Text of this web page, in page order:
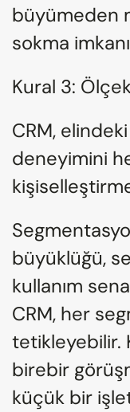
büyümeden
sokma
Kural 3:
CRM,
deneyimini
büyüklüğü,
kullanım
CRM, her
tetikleyebilir.
birebir
küçük bir